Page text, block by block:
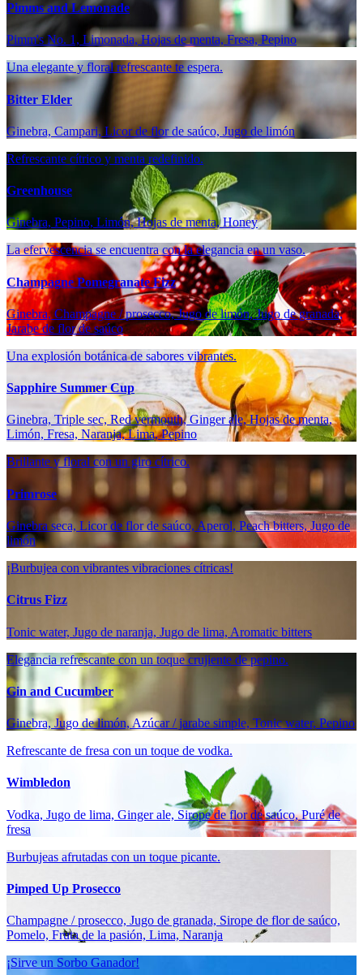
Pimms and Lemonade
Pimm's No. 1, Limonada, Hojas de menta, Fresa, Pepino
Una elegante y floral refrescante te espera.
Bitter Elder
Ginebra, Campari, Licor de flor de saúco, Jugo de limón
Refrescante cítrico y menta redefinido.
Greenhouse
Ginebra, Pepino, Limón, Hojas de menta, Honey
La efervescencia se encuentra con la elegancia en un vaso.
Champagne Pomegranate Fizz
Ginebra, Champagne / prosecco, Jugo de limón, Jugo de granada,
Jarabe de flor de saúco
Una explosión botánica de sabores vibrantes.
Sapphire Summer Cup
Ginebra, Triple sec, Red vermouth, Ginger ale, Hojas de menta,
Limón, Fresa, Naranja, Lima, Pepino
Brillante y floral con un giro cítrico.
Primrose
Ginebra seca, Licor de flor de saúco, Aperol, Peach bitters, Jugo de
limón
¡Burbujea con vibrantes vibraciones cítricas!
Citrus Fizz
Tonic water, Jugo de naranja, Jugo de lima, Aromatic bitters
Elegancia refrescante con un toque crujiente de pepino.
Gin and Cucumber
Ginebra, Jugo de limón, Azúcar / jarabe simple, Tonic water, Pepino
Refrescante de fresa con un toque de vodka.
Wimbledon
Vodka, Jugo de lima, Ginger ale, Sirope de flor de saúco, Puré de
fresa
Burbujeas afrutadas con un toque picante.
Pimped Up Prosecco
Champagne / prosecco, Jugo de granada, Sirope de flor de saúco,
Pomelo, Fruta de la pasión, Lima, Naranja
¡Sirve un Sorbo Ganador!